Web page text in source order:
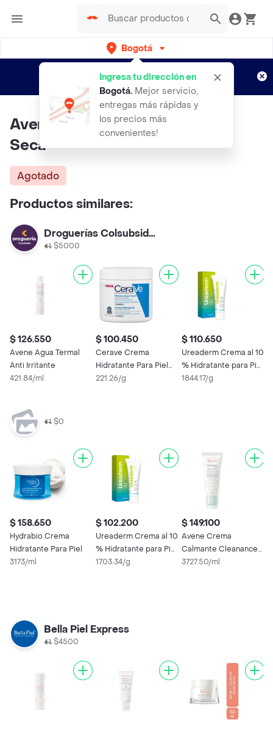
Bogotá
Ingresa tu dirección en
Bogotá. Mejor servicio,
entregas más rápidas y
los precios más
convenientes!
envíos gratis por semanas
Aplican TyC
Avene Crema Relipidante Piel
Seca
Agotado
Productos similares:
Droguerías Colsubsidio
$5000
$ 126.550
Avene Agua Termal
Anti Irritante
421.84/ml
$ 100.450
Cerave Crema
Hidratante Para Piel
Sensible y Seca
221.26/g
$ 110.650
Ureaderm Crema al 10
% Hidratante para Piel
Seca y Áspera
1844.17/g
$0
$ 158.650
Hydrabio Crema
Hidratante Para Piel
3173/ml
$ 102.200
Ureaderm Crema al 10
% Hidratante para Piel
Seca y Áspera
1703.34/g
$ 149.100
Avene Crema
Calmante Cleanance
Hydra
3727.50/ml
Bella Piel Express
$4500